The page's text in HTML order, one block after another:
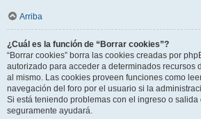
Arriba
¿Cuál es la función de “Borrar cookies”?
“Borrar cookies” borra las cookies creadas por
autorizado para acceder a determinados recursos
al mismo. Las cookies proveen funciones como
navegación del foro por el usuario si la
Si está teniendo problemas con el ingreso o
seguramente ayudará.